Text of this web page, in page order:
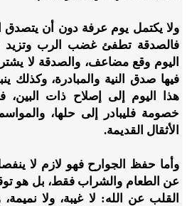
ولا يكتمل يوم عرفة دون أن
فالصدقة تطفئ غضب الرب وتزيد
اليوم وقع مضاعف، والصدقة لا
فيها صدق النية والمبادرة، وكذلك
هذا اليوم إلى إصلاح ذات البين،
خصومة فليبادر إلى حلها،
الأثقال القديمة.
وأما حفظ الجوارح فهو لازم لا
عن الطعام والشراب فقط، بل هو
القلب عن الله: لا غيبة، ولا